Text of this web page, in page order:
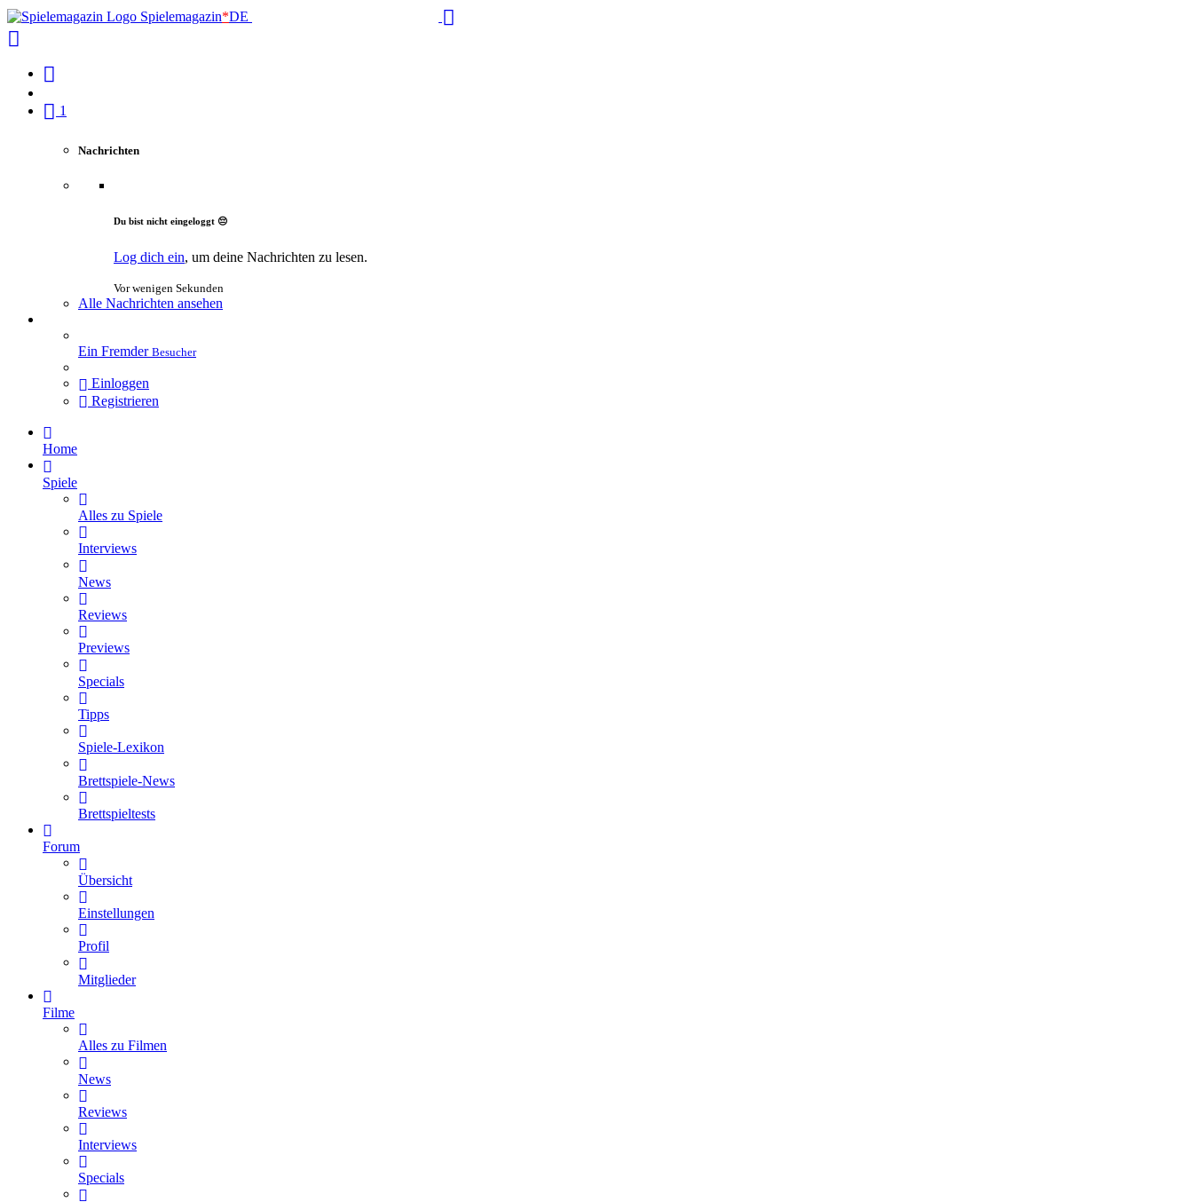
Spielemagazin*DE
1
Nachrichten
Du bist nicht eingeloggt 😔
Log dich ein, um deine Nachrichten zu lesen.
Vor wenigen Sekunden
Alle Nachrichten ansehen
Ein Fremder Besucher
Einloggen
Registrieren
Home
Spiele
Alles zu Spiele
Interviews
News
Reviews
Previews
Specials
Tipps
Spiele-Lexikon
Brettspiele-News
Brettspieltests
Forum
Übersicht
Einstellungen
Profil
Mitglieder
Filme
Alles zu Filmen
News
Reviews
Interviews
Specials